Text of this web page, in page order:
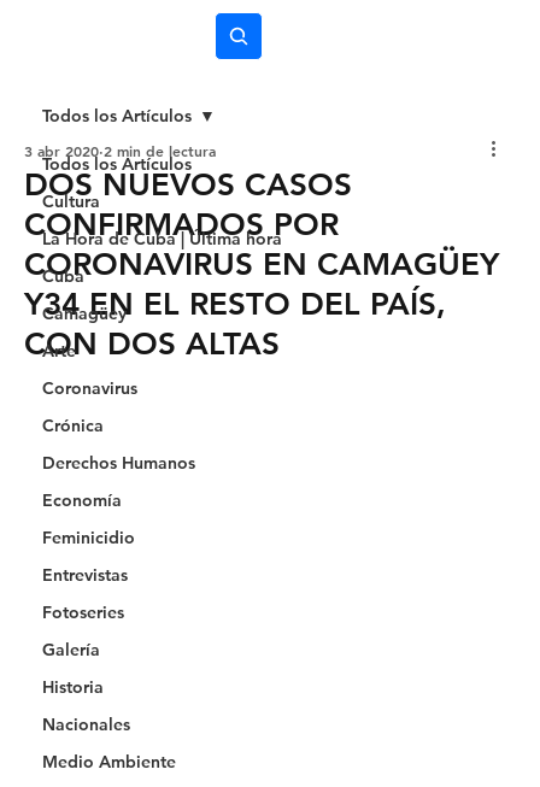
Todos los Artículos
Cultura
La Hora de Cuba | Última hora
Cuba
Camagüey
Arte
Coronavirus
Crónica
Derechos Humanos
Economía
Feminicidio
Entrevistas
Fotoseries
Galería
Historia
Nacionales
Medio Ambiente
Todos los Artículos
DOS NUEVOS CASOS
CONFIRMADOS POR
CORONAVIRUS EN CAMAGÜEY
Y34 EN EL RESTO DEL PAÍS,
CON DOS ALTAS
3 abr 2020 2 min de lectura